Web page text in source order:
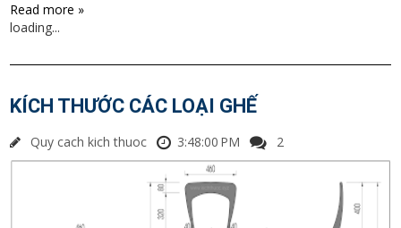
Read more »
loading...
KÍCH THƯỚC CÁC LOẠI GHẾ
Quy cach kich thuoc 3:48:00 PM 2